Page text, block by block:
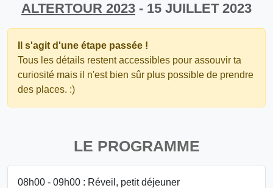
ALTERTOUR 2023 - 15 JUILLET 2023
Il s'agit d'une étape passée !
Tous les détails restent accessibles pour assouvir ta
curiosité mais il n'est bien sûr plus possible de prendre
des places. :)
LE PROGRAMME
08h00 - 09h00 : Réveil, petit déjeuner